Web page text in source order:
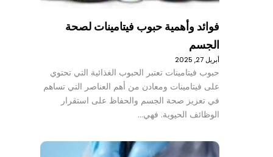
فوائد وأهمية حبوب فيتامينات لصحة
الجسم
أبريل 27, 2025
حبوب فيتامينات تعتبر الحبوب الغذائية التي تحتوي
على فيتامينات ومعادن من أهم العناصر التي تساهم
في تعزيز صحة الجسم والحفاظ على استقرار
الوظائف الحيوية. فهي…